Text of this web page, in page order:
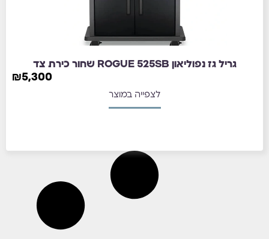
גריל גז נפוליאון ROGUE 525SB שחור כירת צד
₪5,300
לצפייה במוצר